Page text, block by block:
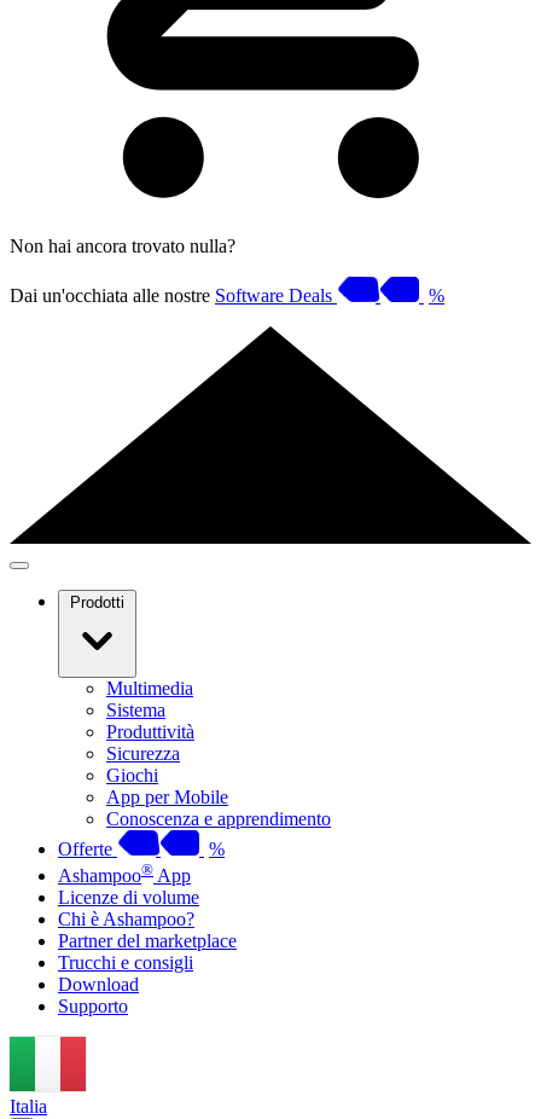
Non hai ancora trovato nulla?
Dai un'occhiata alle nostre Software Deals %
Prodotti
Multimedia
Sistema
Produttività
Sicurezza
Giochi
App per Mobile
Conoscenza e apprendimento
Offerte
%
Ashampoo® App
Licenze di volume
Chi è Ashampoo?
Partner del marketplace
Trucchi e consigli
Download
Supporto
Italia